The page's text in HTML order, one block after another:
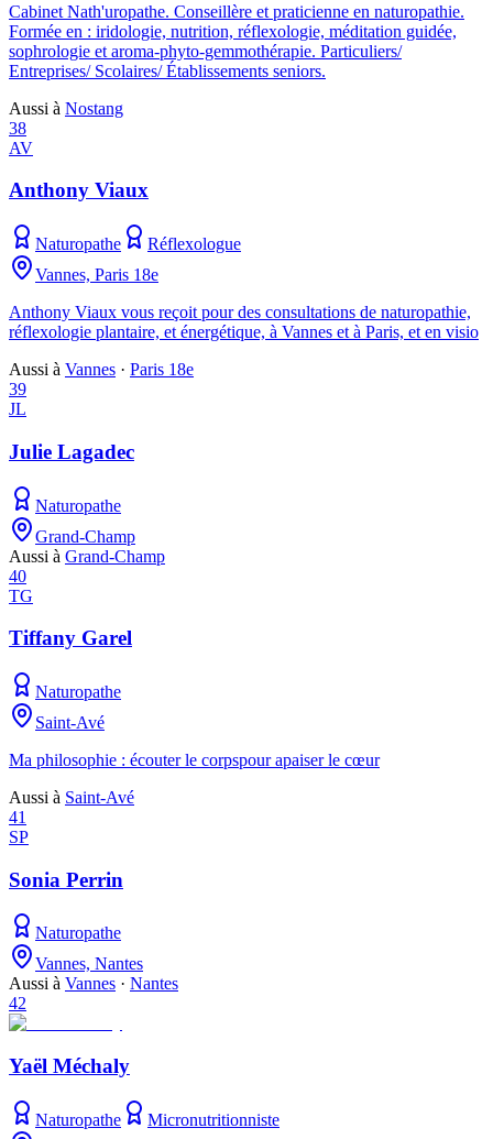
Cabinet Nath'uropathe. Conseillère et praticienne en naturopathie.
Formée en : iridologie, nutrition, réflexologie, méditation guidée,
sophrologie et aroma-phyto-gemmothérapie. Particuliers/
Entreprises/ Scolaires/ Établissements seniors.
Aussi à Nostang
38
AV
Anthony Viaux
Naturopathe
Réflexologue
Vannes, Paris 18e
Anthony Viaux vous reçoit pour des consultations de naturopathie,
réflexologie plantaire, et énergétique, à Vannes et à Paris, et en visio
Aussi à Vannes · Paris 18e
39
JL
Julie Lagadec
Naturopathe
Grand-Champ
Aussi à Grand-Champ
40
TG
Tiffany Garel
Naturopathe
Saint-Avé
Ma philosophie : écouter le corpspour apaiser le cœur
Aussi à Saint-Avé
41
SP
Sonia Perrin
Naturopathe
Vannes, Nantes
Aussi à Vannes · Nantes
42
Yaël Méchaly
Naturopathe
Micronutritionniste